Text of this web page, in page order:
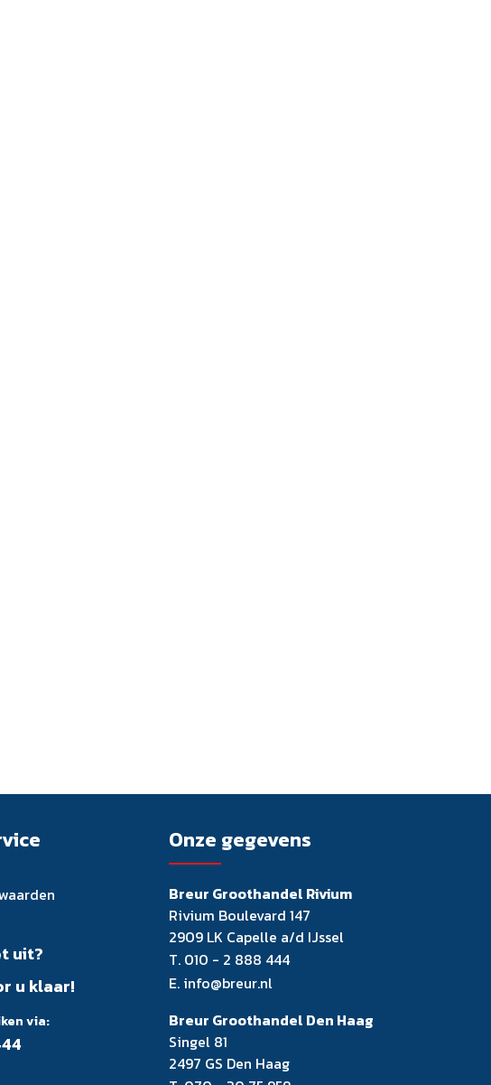
uit?
u klaar!
via:
Onze gegevens
Breur Groothandel Rivium
Rivium Boulevard 147
2909 LK Capelle a/d IJssel
T. 010 - 2 888 444
E. info@breur.nl
Breur Groothandel Den Haag
Singel 81
2497 GS Den Haag